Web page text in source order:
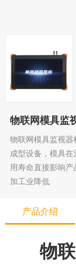
物联网模具监
物联网模具监视
成型设备，模具
用寿命直接影响
加工业降低
产品介绍
物